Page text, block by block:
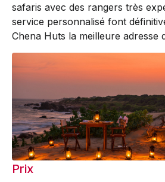
safaris avec des rangers très
service personnalisé font
Chena Huts la meilleure adresse
Prix